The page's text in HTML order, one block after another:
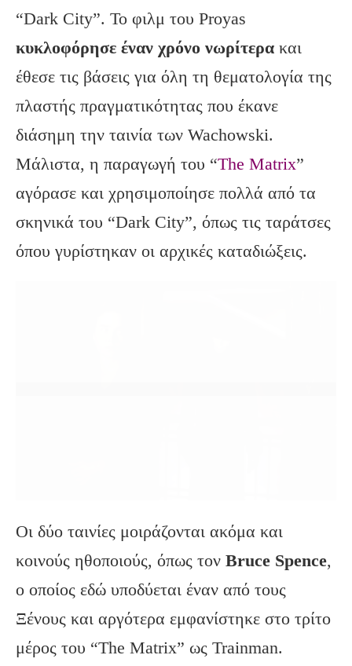
“Dark City”. Το φιλμ του Proyas
κυκλοφόρησε έναν χρόνο νωρίτερα και
έθεσε τις βάσεις για όλη τη θεματολογία της
πλαστής πραγματικότητας που έκανε
διάσημη την ταινία των Wachowski.
Μάλιστα, η παραγωγή του “The Matrix”
αγόρασε και χρησιμοποίησε πολλά από τα
σκηνικά του “Dark City”, όπως τις ταράτσες
όπου γυρίστηκαν οι αρχικές καταδιώξεις.
Οι δύο ταινίες μοιράζονται ακόμα και
κοινούς ηθοποιούς, όπως τον Bruce Spence,
ο οποίος εδώ υποδύεται έναν από τους
Ξένους και αργότερα εμφανίστηκε στο τρίτο
μέρος του “The Matrix” ως Trainman.